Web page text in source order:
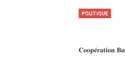
𝐂𝐨𝐨𝐩𝐞́𝐫𝐚𝐭𝐢𝐨𝐧
POLITIQUE